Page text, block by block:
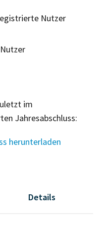
Nutzer
im
Jahresabschluss:
herunterladen
Details